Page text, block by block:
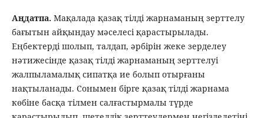
Аңдатпа. Мақалада қазақ тілді жарнаманың зерттелу
бағытын айқындау мәселесі қарастырылады.
Еңбектерді шолып, талдап, әрбірін жеке зерделеу
нәтижесінде қазақ тілді жарнаманың зерттелуі
жалпыламалық сипатқа ие болып отырғаны
нақтыланады. Сонымен бірге қазақ тілді жарнама
көбіне басқа тілмен салғастырмалы түрде